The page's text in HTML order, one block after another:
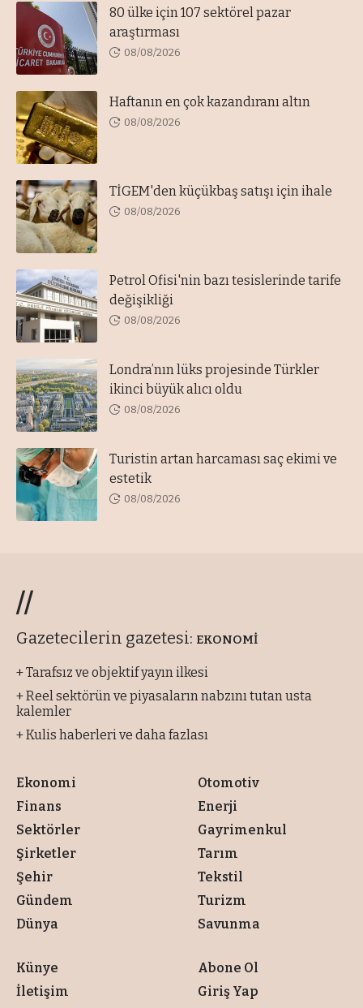
80 ülke için 107 sektörel pazar
araştırması
08/08/2026
Haftanın en çok kazandıranı altın
08/08/2026
TİGEM'den küçükbaş satışı için ihale
08/08/2026
Petrol Ofisi'nin bazı tesislerinde tarife
değişikliği
08/08/2026
Londra’nın lüks projesinde Türkler
ikinci büyük alıcı oldu
08/08/2026
Turistin artan harcaması saç ekimi ve
estetik
08/08/2026
//
Gazetecilerin gazetesi: EKONOMİ
+ Tarafsız ve objektif yayın ilkesi
+ Reel sektörün ve piyasaların nabzını tutan usta
kalemler
+ Kulis haberleri ve daha fazlası
Ekonomi
Finans
Sektörler
Şirketler
Şehir
Gündem
Dünya
Otomotiv
Enerji
Gayrimenkul
Tarım
Tekstil
Turizm
Savunma
Künye
İletişim
Abone Ol
Giriş Yap